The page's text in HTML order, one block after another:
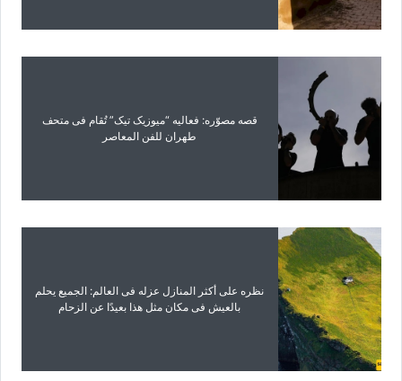
قصه مصوّره: فعالیه “میوزیک تیک” تُقام فی متحف
طهران للفن المعاصر
نظره على أکثر المنازل عزله فی العالم: الجمیع یحلم
بالعیش فی مکان مثل هذا بعیدًا عن الزحام